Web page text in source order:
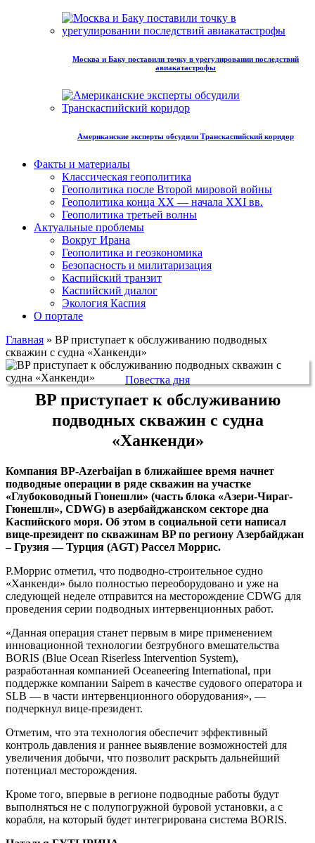
Москва и Баку поставили точку в урегулировании последствий
авиакатастрофы
Американские эксперты обсудили Транскаспийский коридор
Факты и материалы
Классическая геополитика
Геополитика после Второй мировой войны
Геополитика конца XX — начала XXI вв.
Геополитика третьей волны
Актуальные проблемы
Вокруг Ирана
Геополитика и геоэкономика
Безопасность и милитаризация
Каспийский транзит
Каспийский диалог
Экология Каспия
О портале
Главная » BP приступает к обслуживанию подводных
скважин с судна «Ханкенди»
Повестка дня
BP приступает к обслуживанию
подводных скважин с судна
«Ханкенди»
Компания BP-Azerbaijan в ближайшее время начнет
подводные операции в ряде скважин на участке
«Глубоководный Гюнешли» (часть блока «Азери-Чираг-
Гюнешли», CDWG) в азербайджанском секторе дна
Каспийского моря. Об этом в социальной сети написал
вице-президент по скважинам BP по региону Азербайджан
– Грузия — Турция (AGT) Рассел Моррис.
Р.Моррис отметил, что подводно-строительное судно
«Ханкенди» было полностью переоборудовано и уже на
следующей неделе отправится на месторождение CDWG для
проведения серии подводных интервенционных работ.
«Данная операция станет первым в мире применением
инновационной технологии безтрубного вмешательства
BORIS (Blue Ocean Riserless Intervention System),
разработанная компанией Oceaneering International, при
поддержке компании Saipem в качестве судового оператора и
SLB — в части интервенционного оборудования», —
подчеркнул вице-президент.
Отметим, что эта технология обеспечит эффективный
контроль давления и раннее выявление возможностей для
увеличения добычи, что позволит раскрыть дальнейший
потенциал месторождения.
Кроме того, впервые в регионе подводные работы будут
выполняться не с полупогружной буровой установки, а с
корабля, на который будет интегрирована система BORIS.